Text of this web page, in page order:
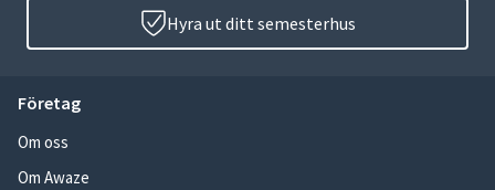
Hyra ut ditt semesterhus
Företag
Om oss
Om Awaze